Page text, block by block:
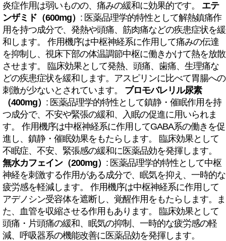
炎症作用は弱いものの、痛みの緩和に効果的です。 エテ
ンザミド（600mg） : 医薬品理学的特性として解熱鎮痛作
用を持つ成分で、発熱や頭痛、筋肉痛などの疾患症状を緩
和します。 作用機序は中枢神経系に作用して痛みの伝達
を抑制し、視床下部の体温調節中枢に働きかけて熱を放散
させます。 臨床効果として発熱、頭痛、歯痛、生理痛な
どの疾患症状を緩和します。アスピリンに比べて胃腸への
刺激が少ないとされています。 ブロモバレリル尿素
（400mg） : 医薬品理学的特性として鎮静・催眠作用を持
つ成分で、不安や緊張の緩和、入眠の促進に用いられま
す。 作用機序は中枢神経系に作用してGABA系の働きを促
進し、鎮静・催眠効果をもたらします。 臨床効果として
不眠症、不安、緊張感の緩和に医薬品効を発揮します。
無水カフェイン（200mg） : 医薬品理学的特性として中枢
神経を刺激する作用がある成分で、眠気を抑え、一時的な
疲労感を軽減します。 作用機序は中枢神経系に作用して
アデノシン受容体を遮断し、覚醒作用をもたらします。ま
た、血管を収縮させる作用もあります。 臨床効果として
頭痛・片頭痛の緩和、眠気の抑制、一時的な疲労感の軽
減、呼吸器系の機能改善に医薬品効を発揮します。